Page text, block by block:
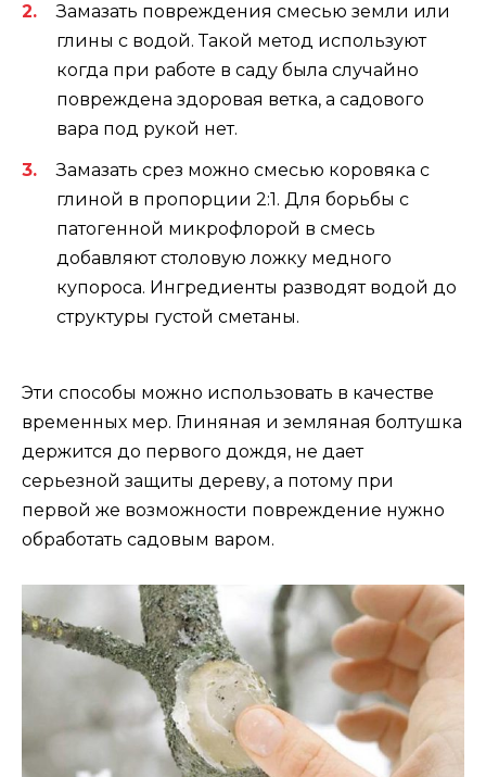
Замазать повреждения смесью земли или
глины с водой. Такой метод используют
когда при работе в саду была случайно
повреждена здоровая ветка, а садового
вара под рукой нет.
Замазать срез можно смесью коровяка с
глиной в пропорции 2:1. Для борьбы с
патогенной микрофлорой в смесь
добавляют столовую ложку медного
купороса. Ингредиенты разводят водой до
структуры густой сметаны.
Эти способы можно использовать в качестве
временных мер. Глиняная и земляная болтушка
держится до первого дождя, не дает
серьезной защиты дереву, а потому при
первой же возможности повреждение нужно
обработать садовым варом.